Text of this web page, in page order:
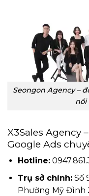
Seongon Agency –
nổi
X3Sales Agency
Google Ads
Hotline:
Trụ sở chính:Số
Phường Mỹ Đình